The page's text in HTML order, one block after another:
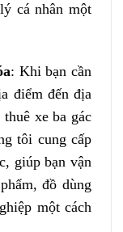
cá nhân một
: Khi bạn cần
điểm đến địa
xe ba gác
tôi cung cấp
giúp bạn vận
đồ dùng
một cách